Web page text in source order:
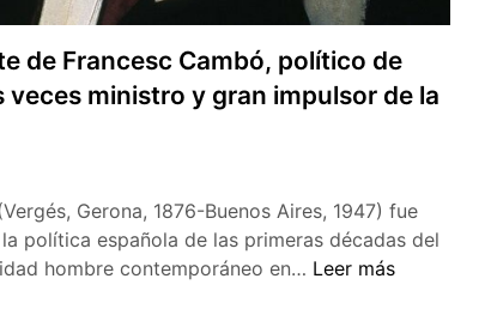
de Francesc Cambó, político de
ministro y gran impulsor de la
Gerona, 1876-Buenos Aires, 1947) fue
política española de las primeras décadas del
hombre contemporáneo en… 75
Leer más